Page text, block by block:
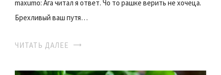
maxumo: Ага читал я ответ. Чо то рашке верить не хочеца.
Брехливый ваш путя…
ЧИТАТЬ ДАЛЕЕ